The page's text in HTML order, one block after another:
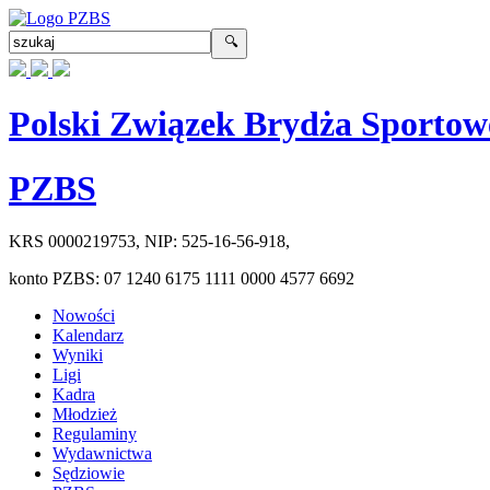
Polski Związek Brydża
PZBS
KRS 0000219753, NIP: 525-16-56-918,
konto PZBS: 07 1240 6175 1111 0000 4577 6692
Nowości
Kalendarz
Wyniki
Ligi
Kadra
Młodzież
Regulaminy
Wydawnictwa
Sędziowie